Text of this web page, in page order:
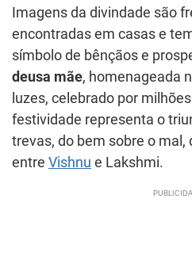
Imagens da divindade são
encontradas em casas e
símbolo de bênçãos e
deusa mãe, homenageada
luzes, celebrado por
festividade representa o
trevas, do bem sobre o
entre Vishnu e Lakshmi.